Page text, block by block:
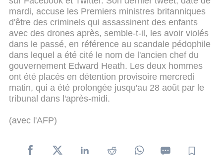
mardi, accuse les Premiers ministres britanniques
d'être des criminels qui assassinent des enfants
avec des drones après, semble-t-il, les avoir violés
dans le passé, en référence au scandale pédophile
dans lequel a été cité le nom de l'ancien chef du
gouvernement Edward Heath. Les deux hommes
ont été placés en détention provisoire mercredi
matin, qui a été prolongée jusqu'au 28 août par le
tribunal dans l'après-midi.
(avec l'AFP)